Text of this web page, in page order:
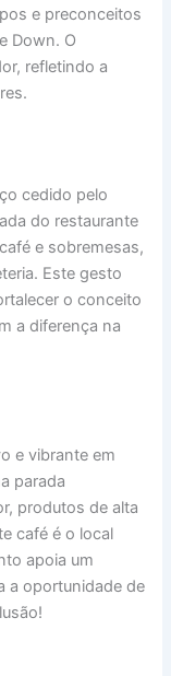
e preconceitos
Down. O
refletindo a
cedido pelo
do restaurante
e sobremesas,
Este gesto
o conceito
a diferença na
e vibrante em
parada
produtos de alta
café é o local
apoia um
a oportunidade de